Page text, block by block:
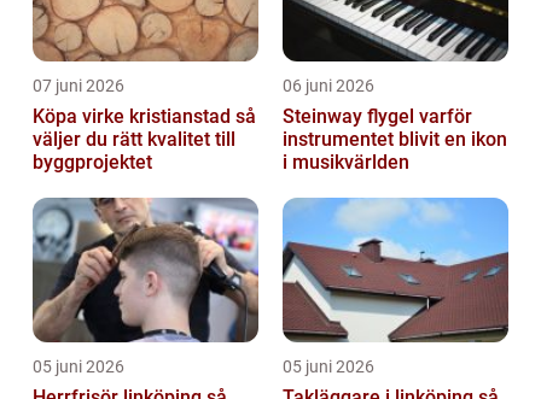
07 juni 2026
Köpa virke kristianstad så
väljer du rätt kvalitet till
byggprojektet
06 juni 2026
Steinway flygel varför
instrumentet blivit en ikon
i musikvärlden
05 juni 2026 05 juni 2026